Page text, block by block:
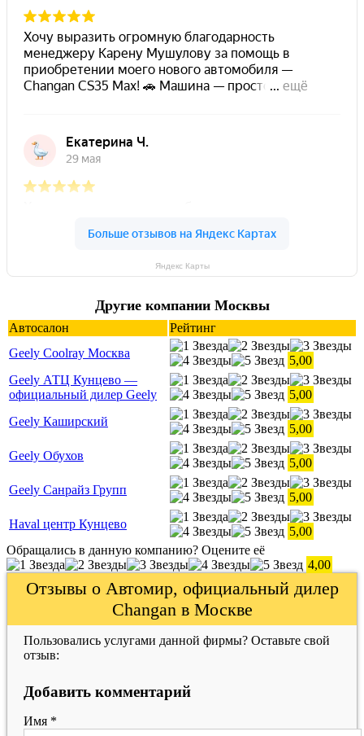
Яндекс Карты
Другие компании Москвы
Автосалон
Рейтинг
Geely Coolray Москва
5,00
Geely АТЦ Кунцево —
официальный дилер Geely
5,00
Geely Каширский
5,00
Geely Обухов
5,00
Geely Санрайз Групп
5,00
Haval центр Кунцево
5,00
Обращались в данную компанию? Оцените её
4,00
Отзывы о Автомир, официальный дилер
Changan в Москве
Пользовались услугами данной фирмы? Оставьте свой
отзыв:
Добавить комментарий
Имя *